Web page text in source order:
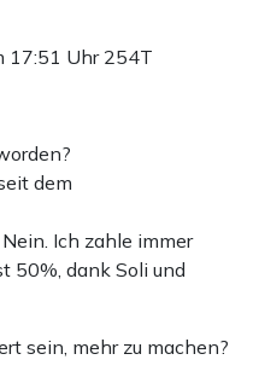
17:51 Uhr 254T
dem
Ich zahle immer
50%, dank Soli und
sein, mehr zu machen?